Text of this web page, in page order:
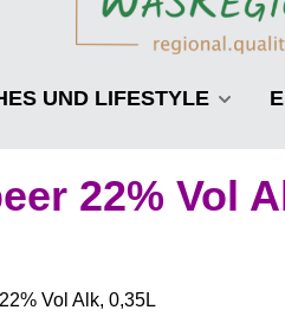
UND LIFESTYLE
22% Vol